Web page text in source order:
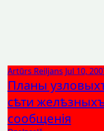
Artūrs Reiljans Jul 10,
Планы
сѣти
сообщенiя